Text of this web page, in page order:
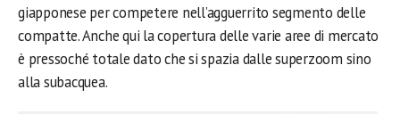
giapponese per competere nell’agguerrito segmento delle
compatte.Anche qui la copertura delle varie aree di mercato
è pressoché totale dato che si spazia dalle superzoom sino
alla subacquea.